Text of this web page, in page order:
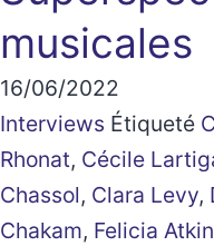
musicales
16/06/2022
Interviews Étiqueté
Rhonat, Cécile
Chassol, Clara Levy,
Chakam, Felicia